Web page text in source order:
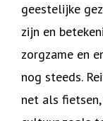
geestelijke
zijn en
zorgzame en
nog steeds.
net als